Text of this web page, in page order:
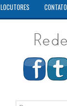
LOCUTORES CONTATO